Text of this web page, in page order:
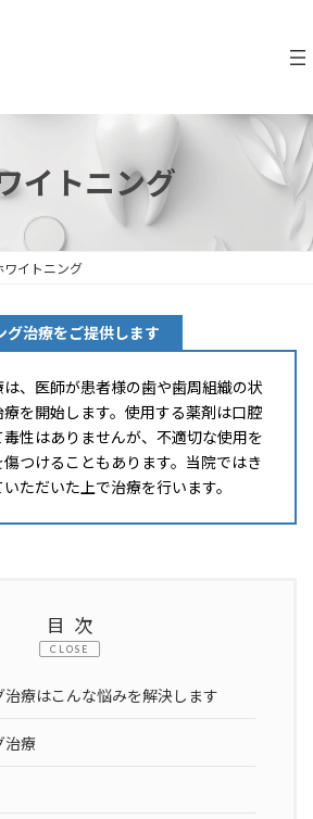
イトニング
ワイトニング
グ治療をご提供します
、医師が患者様の歯や歯周組織の状
を開始します。使用する薬剤は口腔
性はありませんが、不適切な使用を
つけることもあります。当院ではき
ただいた上で治療を行います。
目次
CLOSE
治療はこんな悩みを解決します
治療